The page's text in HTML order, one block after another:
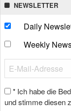
NEWSLETTER
Daily
Weekly
* Ich habe die
und stimme diesen